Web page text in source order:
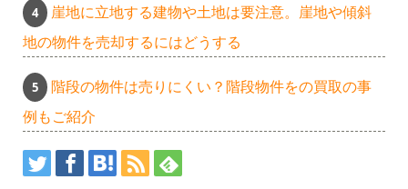
崖地に立地する建物や土地は要注意。崖地や傾斜
地の物件を売却するにはどうする
階段の物件は売りにくい？階段物件をの買取の事
例もご紹介